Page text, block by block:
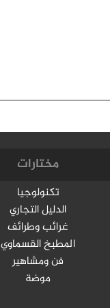
مختارات
تكنولوجيا
الدليل التجاري
غرائب وطرائف
المطبخ القسماوي
فن ومشاهير
موضة